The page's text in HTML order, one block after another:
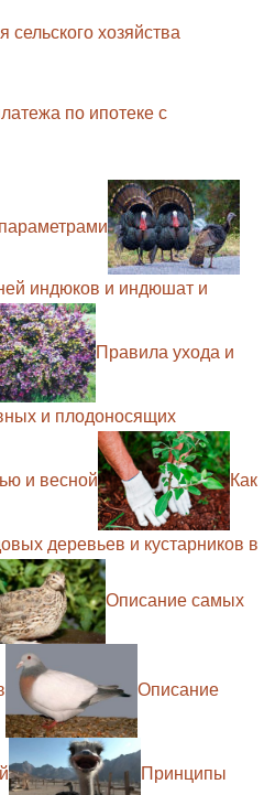
хозяйства
по ипотеке с
индюков и индюшат и
Правила ухода и
и плодоносящих
и весной Как
деревьев и кустарников в
Описание самых
Описание
Принципы